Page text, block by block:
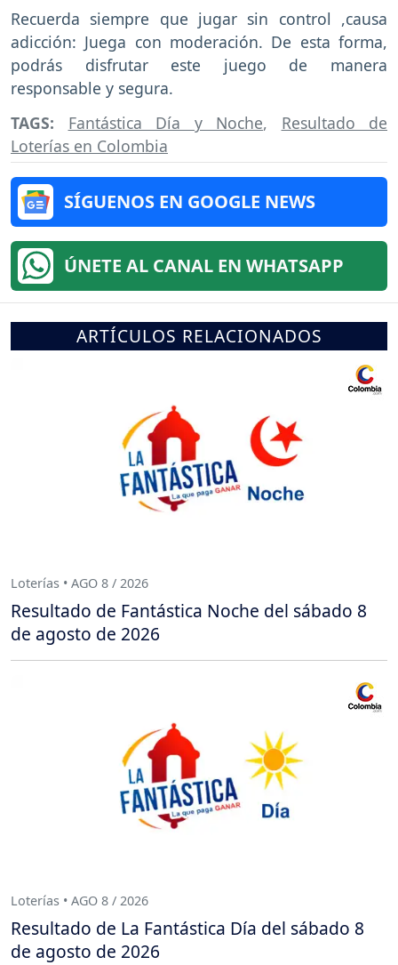
Recuerda siempre que jugar sin control ,causa
adicción: Juega con moderación. De esta forma,
podrás disfrutar este juego de manera
responsable y segura.
TAGS: Fantástica Día y Noche, Resultado de
Loterías en Colombia
SÍGUENOS EN GOOGLE NEWS
ÚNETE AL CANAL EN WHATSAPP
ARTÍCULOS RELACIONADOS
Loterías • AGO 8 / 2026
Resultado de Fantástica Noche del sábado 8
de agosto de 2026
Loterías • AGO 8 / 2026
Resultado de La Fantástica Día del sábado 8
de agosto de 2026